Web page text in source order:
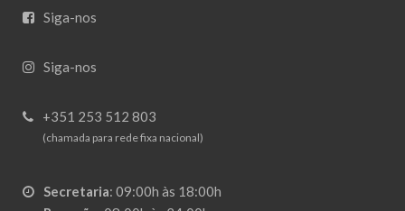
Siga-nos
Siga-nos
+351 253 512 803
(chamada para rede fixa nacional)
Secretaria: 09:00h às 18:00h